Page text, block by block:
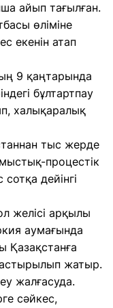
айып тағылған.
өліміне
екенін атап
9 қаңтарында
бұлтартпау
халықаралық
тыс жерде
процестік
дейінгі
желісі арқылы
аумағында
Қазақстанға
жатыр.
жалғасуда.
сәйкес,